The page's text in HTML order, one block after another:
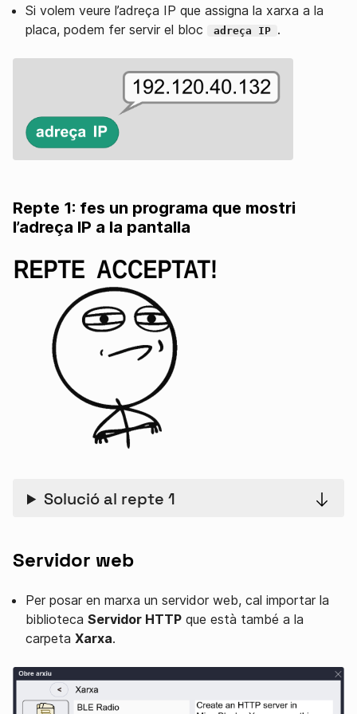
Si volem veure l’adreça IP que assigna la xarxa a la
placa, podem fer servir el bloc
adreça IP .
Repte 1: fes un programa que mostri
l’adreça IP a la pantalla
Solució al repte 1
Servidor web
Per posar en marxa un servidor web, cal importar la
biblioteca Servidor HTTP que està també a la
carpeta Xarxa.